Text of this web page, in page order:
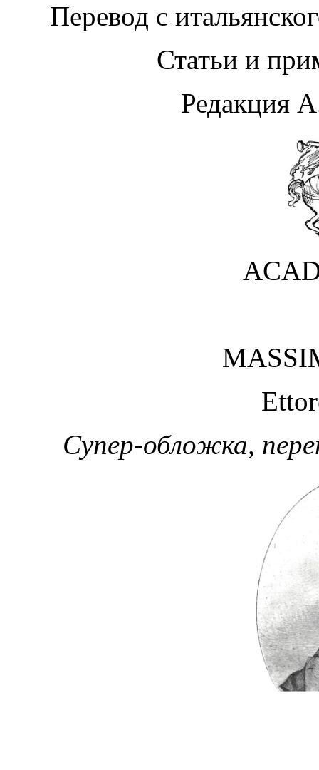
Перевод с
Статьи и
Редакция
Супер-обложка,